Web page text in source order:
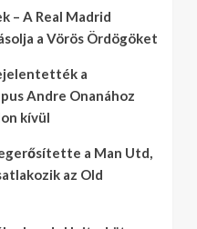
– A Real Madrid
a Vörös Ördögöket
a
Andre Onanához
kívül
a Man Utd,
az Old